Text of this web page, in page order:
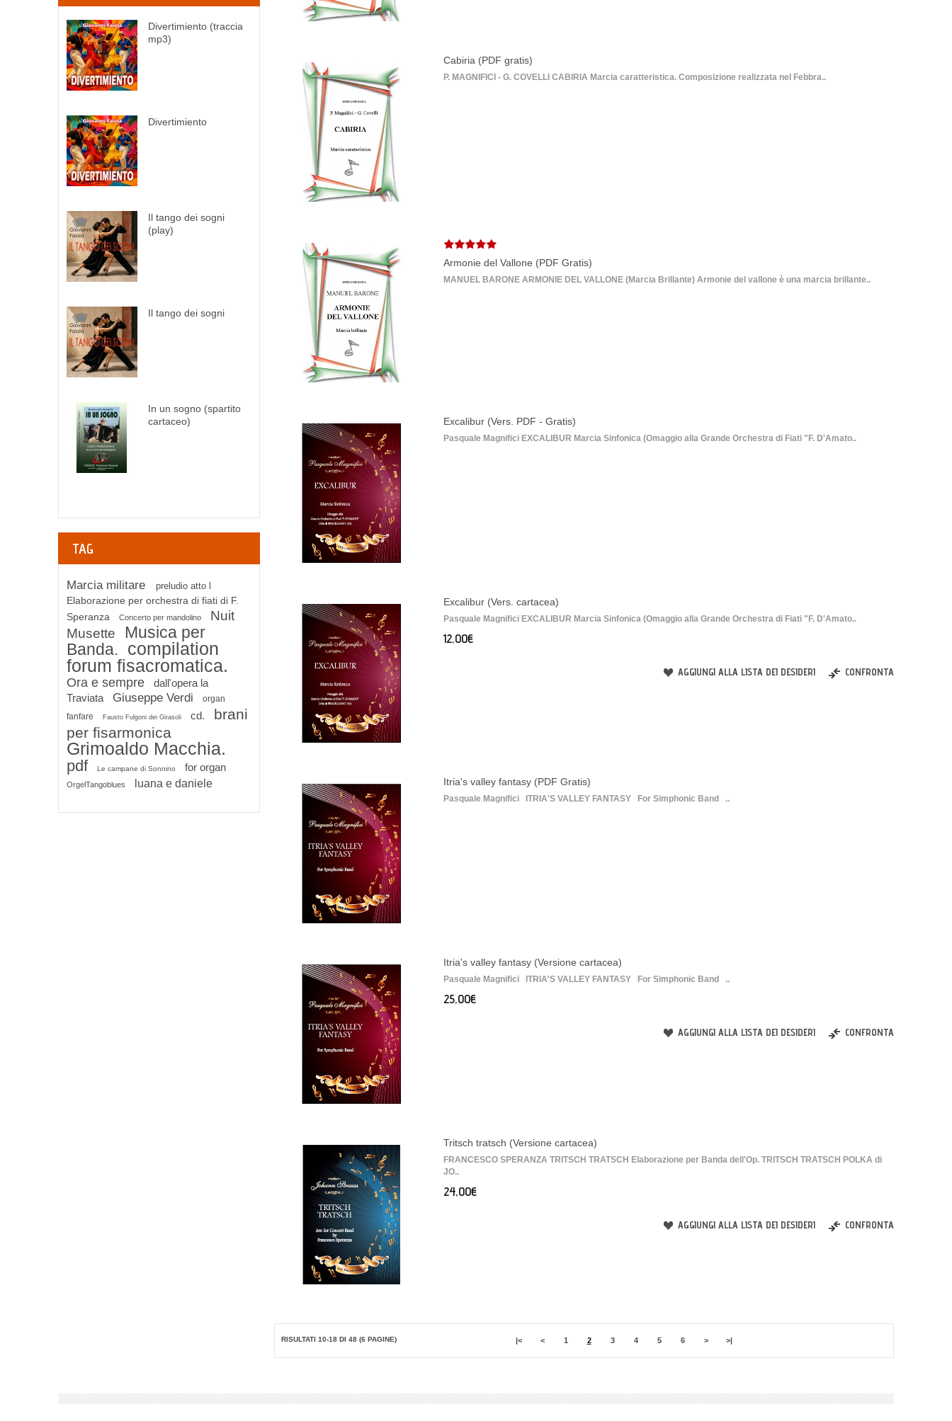
Divertimiento (traccia
mp3)
Divertimiento
Il tango dei sogni
(play)
Il tango dei sogni
In un sogno (spartito
cartaceo)
TAG
Marcia militare preludio atto l
Elaborazione per orchestra di fiati di F.
Speranza
Concerto per mandolino
Nuit
Musette
Musica per
Banda. compilation
forum fisacromatica.
Ora e sempre
dall'opera la
Traviata
Giuseppe Verdi
organ
fanfare
Fausto Fulgoni dei Girasoli cd.
brani
per fisarmonica
Grimoaldo Macchia.
pdf Le campane di Sonnino for organ
OrgelTangoblues luana e daniele
Cabiria (PDF gratis)
P. MAGNIFICI - G. COVELLI CABIRIA Marcia caratteristica. Composizione realizzata nel Febbra..
Armonie del Vallone (PDF Gratis)
MANUEL BARONE ARMONIE DEL VALLONE (Marcia Brillante) Armonie del vallone è una marcia brillante..
Excalibur (Vers. PDF - Gratis)
Pasquale Magnifici EXCALIBUR Marcia Sinfonica (Omaggio alla Grande Orchestra di Fiati "F. D'Amato..
Excalibur (Vers. cartacea)
Pasquale Magnifici EXCALIBUR Marcia Sinfonica (Omaggio alla Grande Orchestra di Fiati "F. D'Amato..
12,00€
CONFRONTA
AGGIUNGI ALLA LISTA DEI DESIDERI
Itria's valley fantasy (PDF Gratis)
Pasquale Magnifici ITRIA'S VALLEY FANTASY For Simphonic Band ..
Itria's valley fantasy (Versione cartacea)
Pasquale Magnifici ITRIA'S VALLEY FANTASY For Simphonic Band ..
25,00€
CONFRONTA
AGGIUNGI ALLA LISTA DEI DESIDERI
Tritsch tratsch (Versione cartacea)
FRANCESCO SPERANZA TRITSCH TRATSCH Elaborazione per Banda dell'Op. TRITSCH TRATSCH POLKA di
JO..
24,00€
CONFRONTA
AGGIUNGI ALLA LISTA DEI DESIDERI
|< < 1 2 3 4 5 6 > >|
RISULTATI 10-18 DI 48 (6 PAGINE)